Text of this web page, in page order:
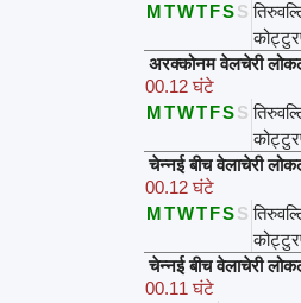
MTWTFSS
अरक्कोनम वेलचेरी
00.12 घंटे
MTWTFSS
चेन्नई बीच वेलाचेरी
00.12 घंटे
MTWTFSS
चेन्नई बीच वेलाचेरी
00.11 घंटे